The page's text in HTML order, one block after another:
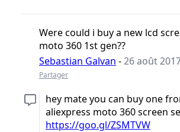
Were could i buy a new lcd
moto 360 1st gen??
Sebastian Galvan -26 août
Partager
hey mate you can buy one
aliexpress moto 360 screen
https://goo.gl/ZSMTVW